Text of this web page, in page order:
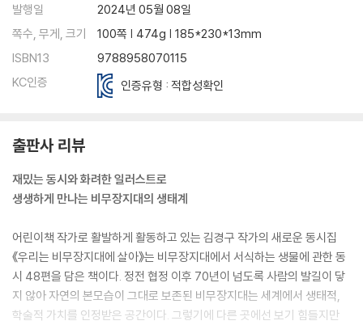
발행일
2024년 05월 08일
쪽수, 무게, 크기
100쪽 | 474g | 185*230*13mm
ISBN13
9788958070115
KC인증
인증유형 : 적합성확인
출판사 리뷰
재밌는 동시와 화려한 일러스트로
생생하게 만나는 비무장지대의 생태계
어린이책 작가로 활발하게 활동하고 있는 김경구 작가의 새로운 동시집
《우리는 비무장지대에 살아》는 비무장지대에서 서식하는 생물에 관한 동
시 48편을 담은 책이다. 정전 협정 이후 70년이 넘도록 사람의 발길이 닿
지 않아 자연의 본모습이 그대로 보존된 비무장지대는 세계에서 생태적,
학술적 가치를 인정받은 공간이다. 그렇기에 다른 곳에선 보기 힘들지만